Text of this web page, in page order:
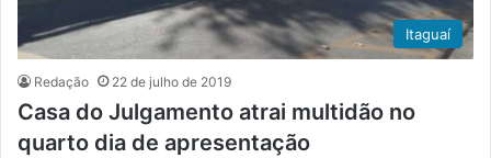
Itaguaí
Redação 22 de julho de 2019
Casa do Julgamento atrai multidão no
quarto dia de apresentação